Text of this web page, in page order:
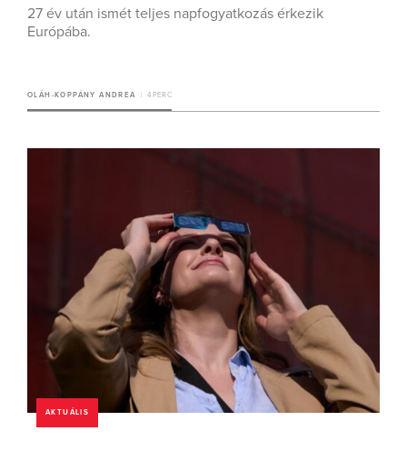
27 év után ismét teljes napfogyatkozás érkezik
Európába.
OLÁH-KOPPÁNY ANDREA 4 PERC
AKTUÁLIS